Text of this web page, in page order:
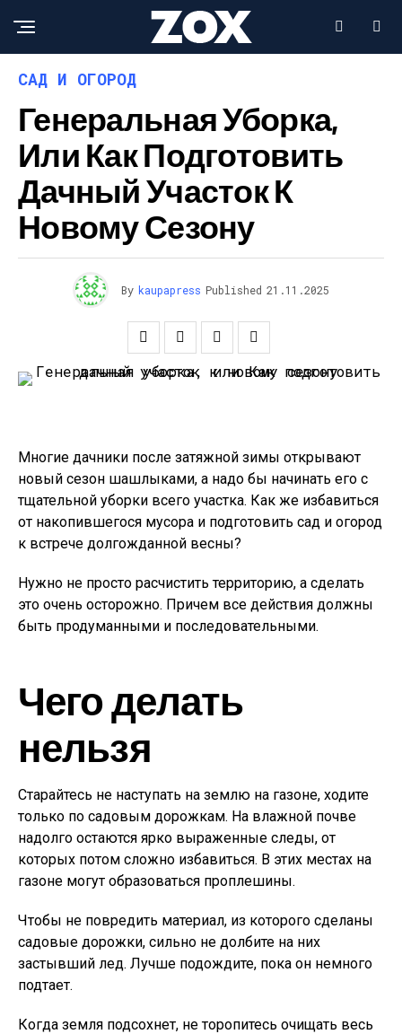
САД И ОГОРОД
Генеральная Уборка,
Или Как Подготовить
Дачный Участок К
Новому Сезону
By kaupapress Published 21.11.2025
Многие дачники после затяжной зимы открывают
новый сезон шашлыками, а надо бы начинать его с
тщательной уборки всего участка. Как же избавиться
от накопившегося мусора и подготовить сад и огород
к встрече долгожданной весны?
Нужно не просто расчистить территорию, а сделать
это очень осторожно. Причем все действия должны
быть продуманными и последовательными.
Чего делать
нельзя
Старайтесь не наступать на землю на газоне, ходите
только по садовым дорожкам. На влажной почве
надолго остаются ярко выраженные следы, от
которых потом сложно избавиться. В этих местах на
газоне могут образоваться проплешины.
Чтобы не повредить материал, из которого сделаны
садовые дорожки, сильно не долбите на них
застывший лед. Лучше подождите, пока он немного
подтает.
Когда земля подсохнет, не торопитесь очищать весь